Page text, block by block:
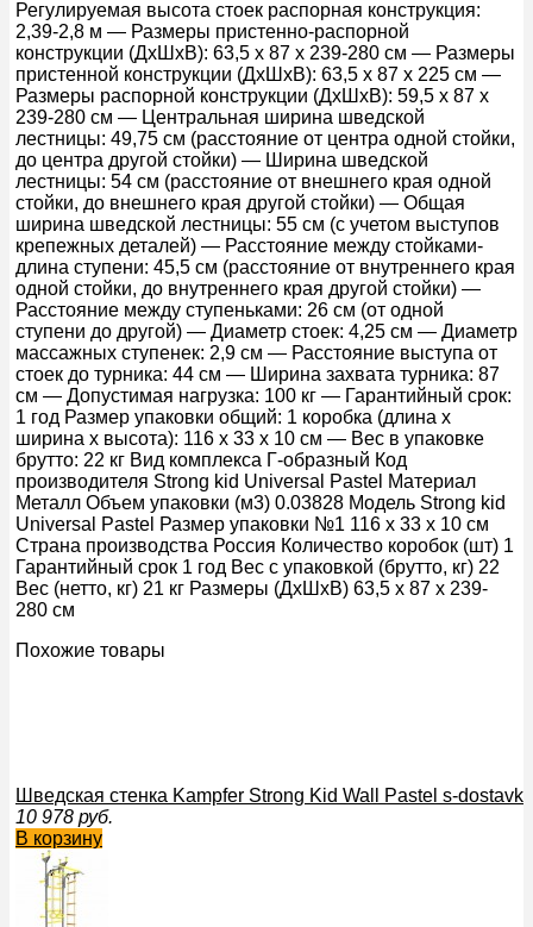
Регулируемая высота стоек распорная конструкция:
2,39-2,8 м — Размеры пристенно-распорной
конструкции (ДxШxВ): 63,5 x 87 x 239-280 см — Размеры
пристенной конструкции (ДxШxВ): 63,5 x 87 x 225 см —
Размеры распорной конструкции (ДxШxВ): 59,5 x 87 x
239-280 см — Центральная ширина шведской
лестницы: 49,75 см (расстояние от центра одной стойки,
до центра другой стойки) — Ширина шведской
лестницы: 54 см (расстояние от внешнего края одной
стойки, до внешнего края другой стойки) — Общая
ширина шведской лестницы: 55 см (с учетом выступов
крепежных деталей) — Расстояние между стойками-
длина ступени: 45,5 см (расстояние от внутреннего края
одной стойки, до внутреннего края другой стойки) —
Расстояние между ступеньками: 26 см (от одной
ступени до другой) — Диаметр стоек: 4,25 см — Диаметр
массажных ступенек: 2,9 см — Расстояние выступа от
стоек до турника: 44 см — Ширина захвата турника: 87
см — Допустимая нагрузка: 100 кг — Гарантийный срок:
1 год Размер упаковки общий: 1 коробка (длина х
ширина х высота): 116 х 33 х 10 см — Вес в упаковке
брутто: 22 кг Вид комплекса Г-образный Код
производителя Strong kid Universal Pastel Материал
Металл Объем упаковки (м3) 0.03828 Модель Strong kid
Universal Pastel Размер упаковки №1 116 х 33 х 10 см
Страна производства Россия Количество коробок (шт) 1
Гарантийный срок 1 год Вес с упаковкой (брутто, кг) 22
Вес (нетто, кг) 21 кг Размеры (ДхШхВ) 63,5 x 87 x 239-
280 см
Похожие товары
Шведская стенка Kampfer Strong Kid Wall Pastel s-dostavka
10 978 руб.
В корзину